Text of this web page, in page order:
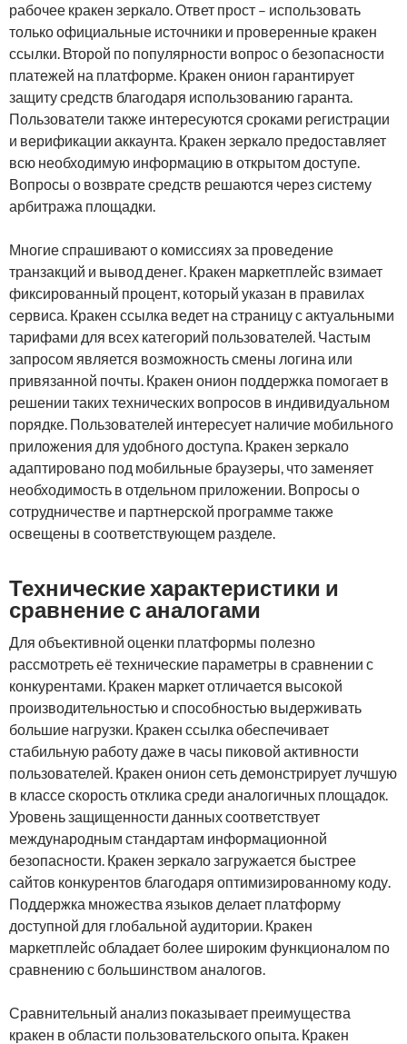
рабочее кракен зеркало. Ответ прост – использовать
только официальные источники и проверенные кракен
ссылки. Второй по популярности вопрос о безопасности
платежей на платформе. Кракен онион гарантирует
защиту средств благодаря использованию гаранта.
Пользователи также интересуются сроками регистрации
и верификации аккаунта. Кракен зеркало предоставляет
всю необходимую информацию в открытом доступе.
Вопросы о возврате средств решаются через систему
арбитража площадки.
Многие спрашивают о комиссиях за проведение
транзакций и вывод денег. Кракен маркетплейс взимает
фиксированный процент, который указан в правилах
сервиса. Кракен ссылка ведет на страницу с актуальными
тарифами для всех категорий пользователей. Частым
запросом является возможность смены логина или
привязанной почты. Кракен онион поддержка помогает в
решении таких технических вопросов в индивидуальном
порядке. Пользователей интересует наличие мобильного
приложения для удобного доступа. Кракен зеркало
адаптировано под мобильные браузеры, что заменяет
необходимость в отдельном приложении. Вопросы о
сотрудничестве и партнерской программе также
освещены в соответствующем разделе.
Технические характеристики и
сравнение с аналогами
Для объективной оценки платформы полезно
рассмотреть её технические параметры в сравнении с
конкурентами. Кракен маркет отличается высокой
производительностью и способностью выдерживать
большие нагрузки. Кракен ссылка обеспечивает
стабильную работу даже в часы пиковой активности
пользователей. Кракен онион сеть демонстрирует лучшую
в классе скорость отклика среди аналогичных площадок.
Уровень защищенности данных соответствует
международным стандартам информационной
безопасности. Кракен зеркало загружается быстрее
сайтов конкурентов благодаря оптимизированному коду.
Поддержка множества языков делает платформу
доступной для глобальной аудитории. Кракен
маркетплейс обладает более широким функционалом по
сравнению с большинством аналогов.
Сравнительный анализ показывает преимущества
кракен в области пользовательского опыта. Кракен